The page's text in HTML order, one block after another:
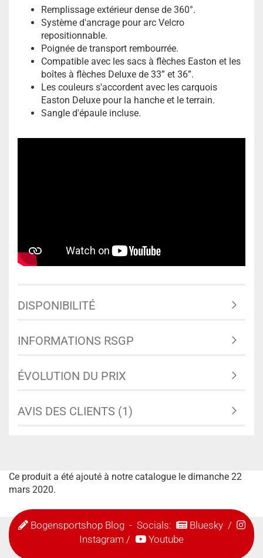
Remplissage extérieur dense de 360°.
Système d'ancrage pour arc Velcro
repositionnable.
Poignée de transport rembourrée.
Compatible avec les sacs à flèches Easton et les
boîtes à flèches Deluxe de 33” et 36”.
Les couleurs s'accordent avec les carquois
Easton Deluxe pour la hanche et le terrain.
Sangle d'épaule incluse.
DISPONIBILITÉ
INFORMATIONS RSGP
ÉVOLUTION DU PRIX
AVIS DES CLIENTS (1)
Ce produit a été ajouté à notre catalogue le dimanche 22
mars 2020.
Bogensportshop Blog- Socials: Bluesky/
Instagram / Youtube